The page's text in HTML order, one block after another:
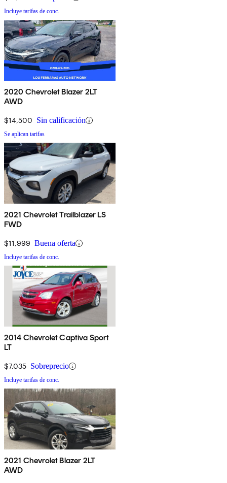
Incluye tarifas de conc.
2020 Chevrolet Blazer 2LT
AWD
$14,500 Sin calificación
Se aplican tarifas
2021 Chevrolet Trailblazer LS
FWD
$11,999 Buena oferta
Incluye tarifas de conc.
2014 Chevrolet Captiva Sport
LT
$7,035 Sobreprecio
Incluye tarifas de conc.
2021 Chevrolet Blazer 2LT
AWD